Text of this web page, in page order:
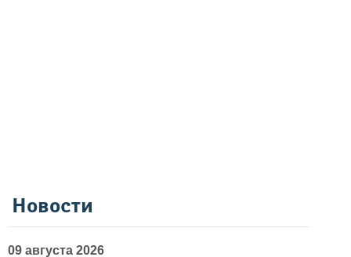
Новости
09 августа 2026